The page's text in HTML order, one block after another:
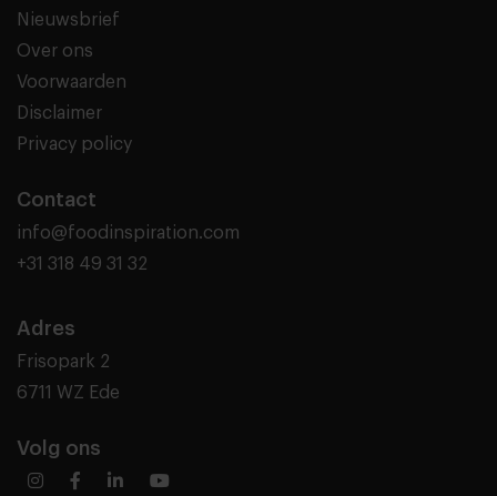
Nieuwsbrief
Over ons
Voorwaarden
Disclaimer
Privacy policy
Contact
info@foodinspiration.com
+31 318 49 31 32
Adres
Frisopark 2
6711 WZ Ede
Volg ons